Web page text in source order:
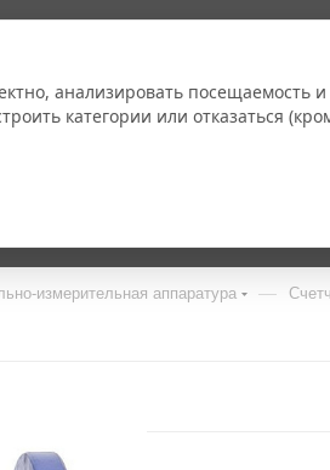
Бренды
измерительная аппаратура —
анализировать
категории или отказаться